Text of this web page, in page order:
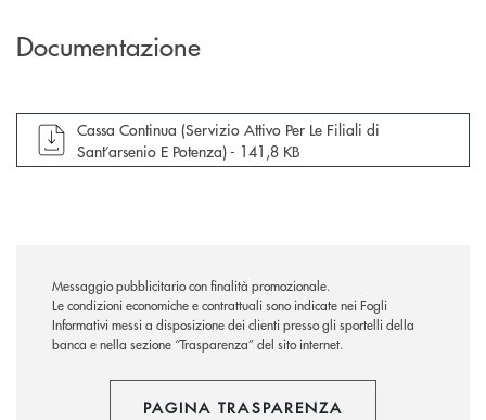
Documentazione
apre documento in una nuova finestra
Cassa Continua (Servizio Attivo Per Le Filiali di
Sant’arsenio E Potenza) - 141,8 KB
Messaggio pubblicitario con finalità promozionale.
Le condizioni economiche e contrattuali sono indicate nei Fogli
Informativi messi a disposizione dei clienti presso gli sportelli della
banca e nella sezione “Trasparenza” del sito internet.
PAGINA TRASPARENZA